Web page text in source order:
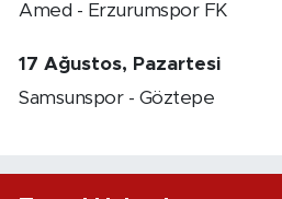
Amed - Erzurumspor FK
17 Ağustos, Pazartesi
Samsunspor - Göztepe